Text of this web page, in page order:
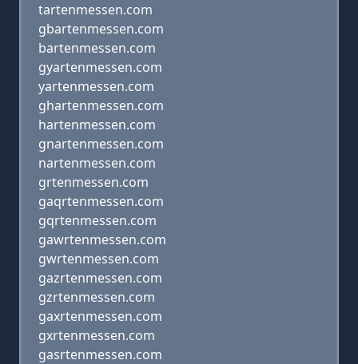
tartenmessen.com
gbartenmessen.com
bartenmessen.com
gyartenmessen.com
yartenmessen.com
ghartenmessen.com
hartenmessen.com
gnartenmessen.com
nartenmessen.com
grtenmessen.com
gaqrtenmessen.com
gqrtenmessen.com
gawrtenmessen.com
gwrtenmessen.com
gazrtenmessen.com
gzrtenmessen.com
gaxrtenmessen.com
gxrtenmessen.com
gasrtenmessen.com